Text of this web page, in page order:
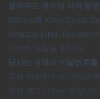
클라우드 게이밍 자격 증명
Microsoft Xbox Cloud
Amazon Luna,
이언트 역할을 합니다.
당사는 귀하의 비밀번호
통해 이러한 타사 서비스
직접 로그인하는 것입니다.